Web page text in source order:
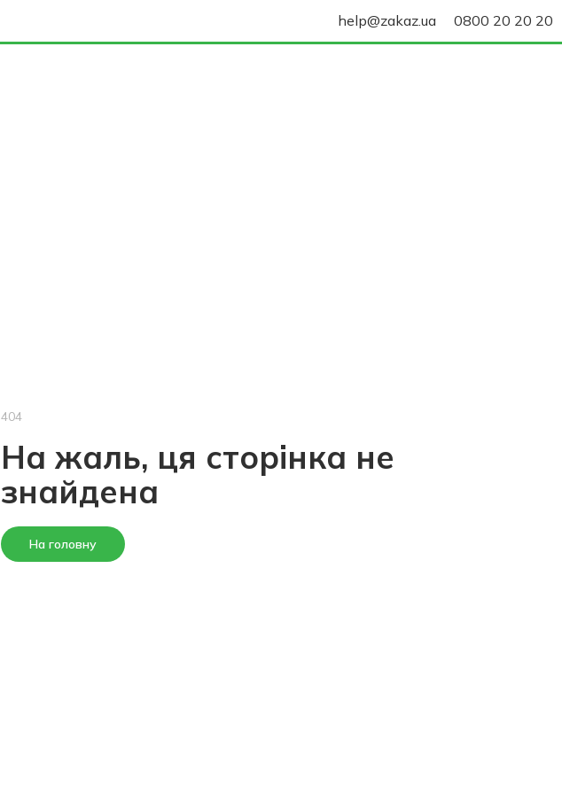
help@zakaz.ua 0800 20 20 20
404
На жаль, ця сторінка не
знайдена
На головну